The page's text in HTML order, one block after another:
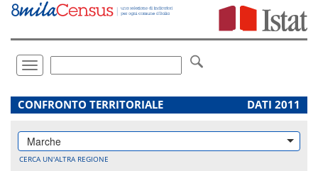
Vai
direttamente
Toggle
navigation
.
CONFRONTO TERRITORIALE DATI 2011
Marche
CERCA UN'ALTRA REGIONE